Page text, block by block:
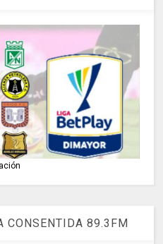
CONSENTIDA 89.3FM